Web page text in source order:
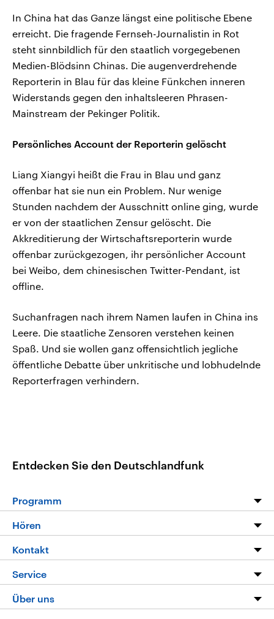
In China hat das Ganze längst eine politische Ebene
erreicht. Die fragende Fernseh-Journalistin in Rot
steht sinnbildlich für den staatlich vorgegebenen
Medien-Blödsinn Chinas. Die augenverdrehende
Reporterin in Blau für das kleine Fünkchen inneren
Widerstands gegen den inhaltsleeren Phrasen-
Mainstream der Pekinger Politik.
Persönliches Account der Reporterin gelöscht
Liang Xiangyi heißt die Frau in Blau und ganz
offenbar hat sie nun ein Problem. Nur wenige
Stunden nachdem der Ausschnitt online ging, wurde
er von der staatlichen Zensur gelöscht. Die
Akkreditierung der Wirtschaftsreporterin wurde
offenbar zurückgezogen, ihr persönlicher Account
bei Weibo, dem chinesischen Twitter-Pendant, ist
offline.
Suchanfragen nach ihrem Namen laufen in China ins
Leere. Die staatliche Zensoren verstehen keinen
Spaß. Und sie wollen ganz offensichtlich jegliche
öffentliche Debatte über unkritische und lobhudelnde
Reporterfragen verhindern.
Entdecken Sie den Deutschlandfunk
Programm
Programm
Die Nachrichten
Nachrichtenleicht
Neue Beiträge auf dlf.de
Hören
Livestream
Podcasts
Deutschlandfunk App
Kontakt
Hörerservice
Service
FAQ
Über uns